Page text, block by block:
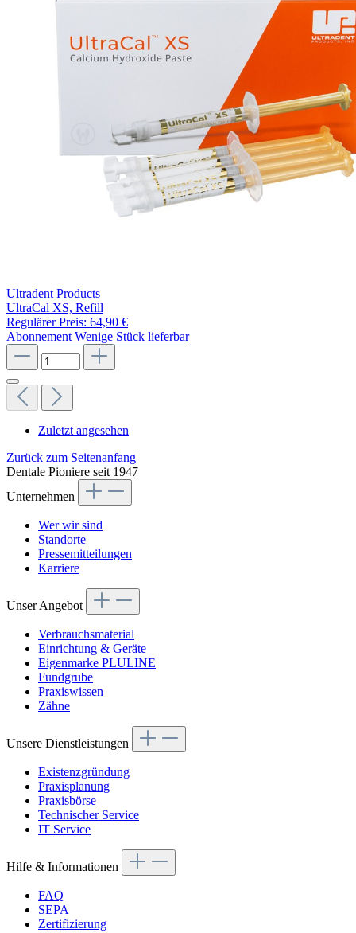
Ultradent Products
UltraCal XS, Refill
Regulärer Preis: 64,90 €
Abonnement Wenige Stück lieferbar
Zuletzt angesehen
Zurück zum Seitenanfang
Dentale Pioniere seit 1947
Unternehmen
Wer wir sind
Standorte
Pressemitteilungen
Karriere
Unser Angebot
Verbrauchsmaterial
Einrichtung & Geräte
Eigenmarke PLULINE
Fundgrube
Praxiswissen
Zähne
Unsere Dienstleistungen
Existenzgründung
Praxisplanung
Praxisbörse
Technischer Service
IT Service
Hilfe & Informationen
FAQ
SEPA
Zertifizierung